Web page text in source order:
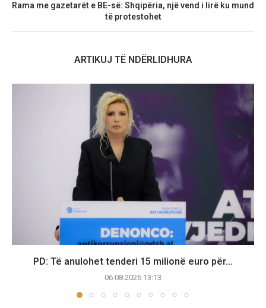
Rama me gazetarët e BE-së: Shqipëria, një vend i lirë ku mund
të protestohet
ARTIKUJ TË NDËRLIDHURA
PD: Të anulohet tenderi 15 milionë euro për...
06.08.2026 13:13